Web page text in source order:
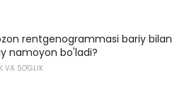
rentgenogrammasi bariy bilan
namoyon bo'ladi?
VA SO'GLIK